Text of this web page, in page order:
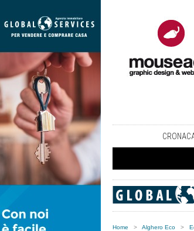
Home > Alghero Eco >